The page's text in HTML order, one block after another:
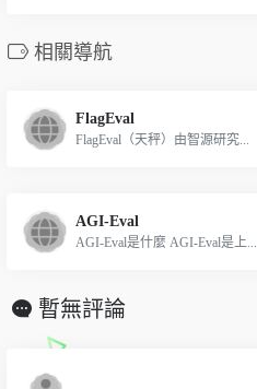
相關導航
FlagEval
FlagEval（天秤）由智源研究...
AGI-Eval
AGI-Eval是什麼 AGI-Eval是上...
暫無評論